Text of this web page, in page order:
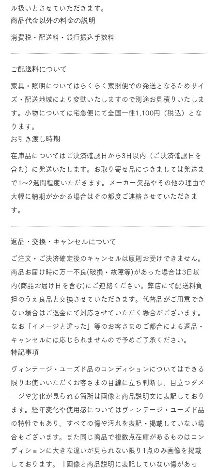
ル扱いとさせていただきます。
商品代金以外の料金の説明
消費税・配送料・銀行振込手数料
ご配送料について
家具・照明についてはらくらく家財便での発送となるためサイ
ズ・配送地域により変動いたしますので別途お見積りいたしま
す。小物については宅急便にて全国一律1,100円（税込）とな
ります。
お引き渡し時期
在庫品についてはご決済確認日から3日以内（ご決済確認日を
含む）に発送いたします。お取り寄せ品につきましては発送ま
で1～2週間程度いただきます。メーカー欠品やその他の理由で
大幅に納期がかかる場合はその都度ご連絡させていただきま
す。
返品・交換・キャンセルについて
ご注文・ご決済確定後のキャンセルは原則お受けできません。
商品お届け時に万一不良(破損・故障等)があった場合は3日以
内(商品お届け日を含む)にご連絡ください。弊店にて配送料負
担のうえ良品と交換させていただきます。代替品がご用意でき
ない場合はご返金にて対応させていただく場合がございます。
なお「イメージと違った」等のお客さまのご都合による返品・
キャンセルには応じられませんので予めご了承ください。
特記事項
ヴィンテージ・ユーズド品のコンディションについてはできる
限りお使いいただくお客さまの目線に立ち判断し、目立つダメ
ージや劣化が見られる箇所は画像と商品説明文に表記しており
ます。経年変化や使用感についてはヴィンテージ・ユーズド品
の特性でもあり、すべての傷や汚れを表記・掲載していない場
合もございます。また同じ商品で複数点在庫があるものはコン
ディションに大きな違いが見られない限り1点のみ画像を掲載
しております。「画像と商品説明に表記していない傷があっ